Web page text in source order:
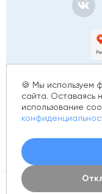
© 2012 - 2026 golfstim.ru
ОГРН 304370234902057
🍪 Мы используем
сайта. Оставаясь
использование